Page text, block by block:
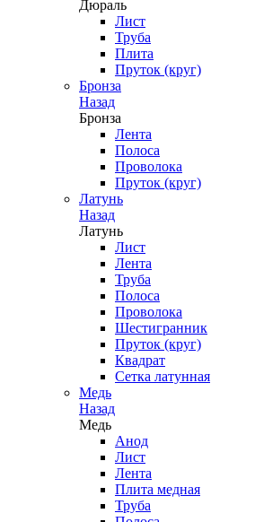
Дюраль
Лист
Труба
Плита
Пруток (круг)
Бронза
Назад
Бронза
Лента
Полоса
Проволока
Пруток (круг)
Латунь
Назад
Латунь
Лист
Лента
Труба
Полоса
Проволока
Шестигранник
Пруток (круг)
Квадрат
Сетка латунная
Медь
Назад
Медь
Анод
Лист
Лента
Плита медная
Труба